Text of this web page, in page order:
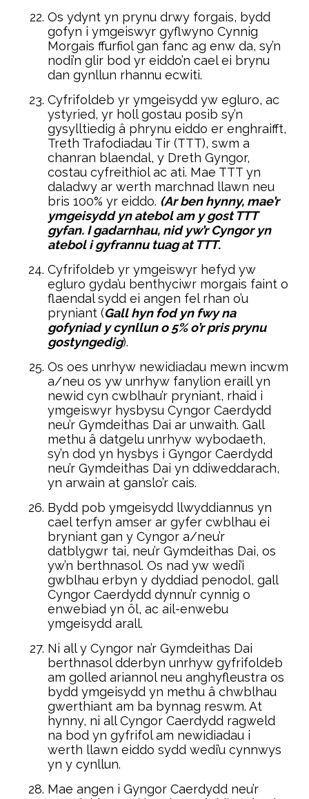
Os ydynt yn prynu drwy forgais, bydd
gofyn i ymgeiswyr gyflwyno Cynnig
Morgais ffurfiol gan fanc ag enw da, sy’n
nodi’n glir bod yr eiddo’n cael ei brynu
dan gynllun rhannu ecwiti.
Cyfrifoldeb yr ymgeisydd yw egluro, ac
ystyried, yr holl gostau posib sy’n
gysylltiedig â phrynu eiddo er enghraifft,
Treth Trafodiadau Tir (TTT), swm a
chanran blaendal, y Dreth Gyngor,
costau cyfreithiol ac ati. Mae TTT yn
daladwy ar werth marchnad llawn neu
bris 100% yr eiddo. (Ar ben hynny, mae’r
ymgeisydd yn atebol am y gost TTT
gyfan. I gadarnhau, nid yw’r Cyngor yn
atebol i gyfrannu tuag at TTT.
Cyfrifoldeb yr ymgeiswyr hefyd yw
egluro gyda’u benthyciwr morgais faint o
flaendal sydd ei angen fel rhan o’u
pryniant (Gall hyn fod yn fwy na
gofyniad y cynllun o 5% o’r pris prynu
gostyngedig).
Os oes unrhyw newidiadau mewn incwm
a/neu os yw unrhyw fanylion eraill yn
newid cyn cwblhau’r pryniant, rhaid i
ymgeiswyr hysbysu Cyngor Caerdydd
neu’r Gymdeithas Dai ar unwaith. Gall
methu â datgelu unrhyw wybodaeth,
sy’n dod yn hysbys i Gyngor Caerdydd
neu’r Gymdeithas Dai yn ddiweddarach,
yn arwain at ganslo’r cais.
Bydd pob ymgeisydd llwyddiannus yn
cael terfyn amser ar gyfer cwblhau ei
bryniant gan y Cyngor a/neu’r
datblygwr tai, neu’r Gymdeithas Dai, os
yw’n berthnasol. Os nad yw wedi’i
gwblhau erbyn y dyddiad penodol, gall
Cyngor Caerdydd dynnu’r cynnig o
enwebiad yn ôl, ac ail-enwebu
ymgeisydd arall.
Ni all y Cyngor na’r Gymdeithas Dai
berthnasol dderbyn unrhyw gyfrifoldeb
am golled ariannol neu anghyfleustra os
bydd ymgeisydd yn methu â chwblhau
gwerthiant am ba bynnag reswm. At
hynny, ni all Cyngor Caerdydd ragweld
na bod yn gyfrifol am newidiadau i
werth llawn eiddo sydd wedi’u cynnwys
yn y cynllun.
Mae angen i Gyngor Caerdydd neu’r